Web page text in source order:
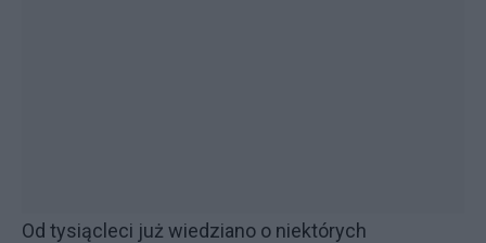
Od tysiącleci już wiedziano o niektórych